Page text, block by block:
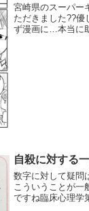
宮崎県のスーパー
ただきました??優
ず漫画に…本当に
自殺に対する
数字に対して疑問
こういうことが一
ですね臨床心理学